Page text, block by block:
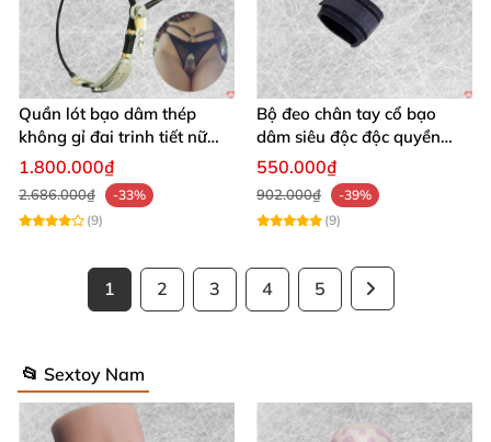
Quần lót bạo dâm thép
không gỉ đai trinh tiết nữ
sexy kích thích
1.800.000₫
2.686.000₫
-33%
(9)
Bộ đeo chân tay cổ bạo
dâm siêu độc độc quyền
thoả mãn
550.000₫
902.000₫
-39%
(9)
1 2 3 4 5
📂 Sextoy Nam